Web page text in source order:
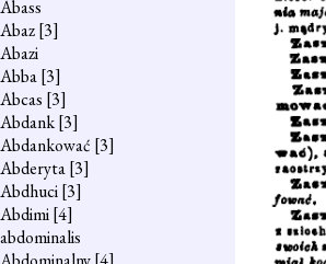
Abass
Abaz[3]
Abazi
Abba[3]
Abcas [3]
Abdank[3]
Abdankować [3]
Abderyta[3]
Abdhuci[3]
Abdimi[4]
abdominalis